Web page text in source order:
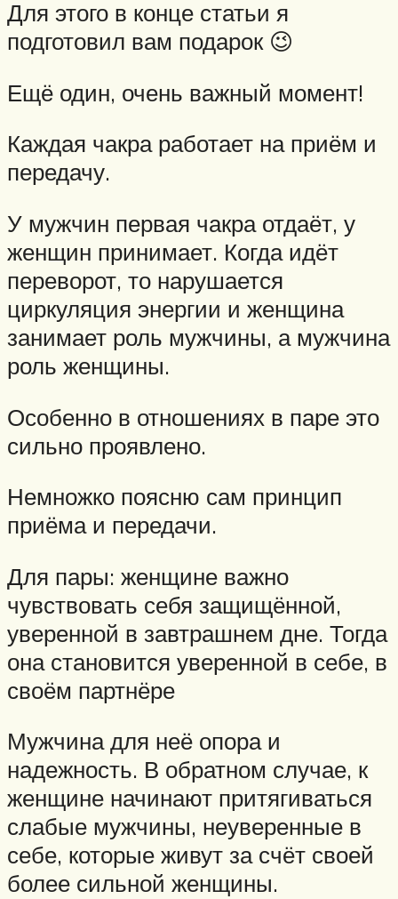
Для этого в конце статьи я
подготовил вам подарок 😉
Ещё один, очень важный момент!
Каждая чакра работает на приём и
передачу.
У мужчин первая чакра отдаёт, у
женщин принимает. Когда идёт
переворот, то нарушается
циркуляция энергии и женщина
занимает роль мужчины, а мужчина
роль женщины.
Особенно в отношениях в паре это
сильно проявлено.
Немножко поясню сам принцип
приёма и передачи.
Для пары: женщине важно
чувствовать себя защищённой,
уверенной в завтрашнем дне. Тогда
она становится уверенной в себе, в
своём партнёре
Мужчина для неё опора и
надежность. В обратном случае, к
женщине начинают притягиваться
слабые мужчины, неуверенные в
себе, которые живут за счёт своей
более сильной женщины.